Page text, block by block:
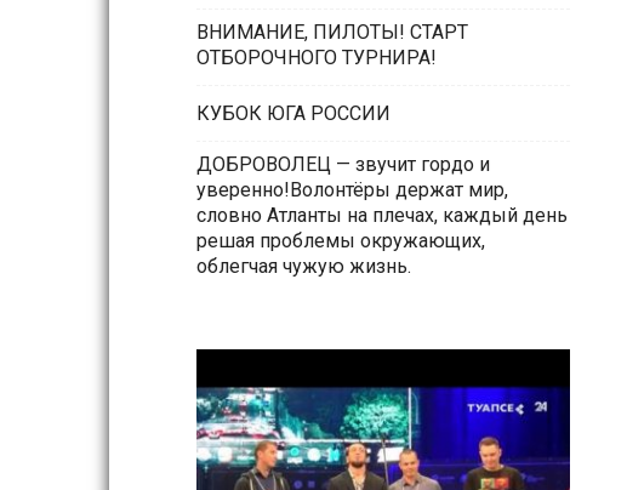
ВНИМАНИЕ, ПИЛОТЫ! СТАРТ
ОТБОРОЧНОГО ТУРНИРА!
КУБОК ЮГА РОССИИ
ДОБРОВОЛЕЦ — звучит гордо и
уверенно!Волонтёры держат мир,
словно Атланты на плечах, каждый день
решая проблемы окружающих,
облегчая чужую жизнь.